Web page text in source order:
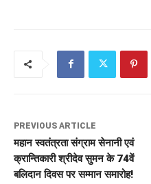
PREVIOUS ARTICLE
महान स्वतंत्रता संग्राम सेनानी एवं
क्रान्तिकारी श्रीदेव सुमन के 74वें
बलिदान दिवस पर सम्मान समारोह!